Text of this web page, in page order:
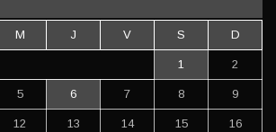
M J V S D
1 2
5 6 7 8 9
12 13 14 15 16